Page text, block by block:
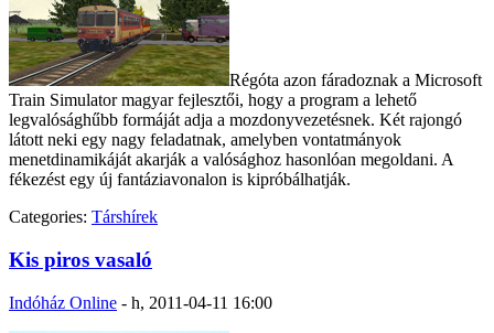
Régóta azon fáradoznak a Microsoft
Train Simulator magyar fejlesztői, hogy a program a lehető
legvalósághűbb formáját adja a mozdonyvezetésnek. Két rajongó
látott neki egy nagy feladatnak, amelyben vontatmányok
menetdinamikáját akarják a valósághoz hasonlóan megoldani. A
fékezést egy új fantáziavonalon is kipróbálhatják.
Categories: Társhírek
Kis piros vasaló
Indóház Online - h, 2011-04-11 16:00